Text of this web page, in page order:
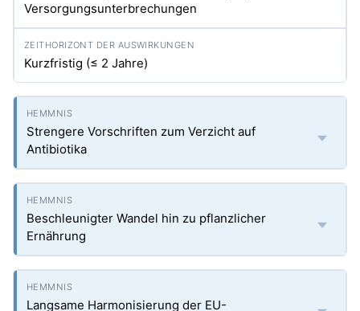
Versorgungsunterbrechungen
Kurzfristig (≤ 2 Jahre)
Strengere Vorschriften zum Verzicht auf
Antibiotika
Beschleunigter Wandel hin zu pflanzlicher
Ernährung
Langsame Harmonisierung der EU-